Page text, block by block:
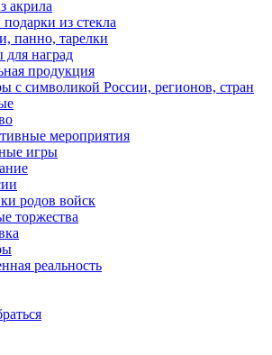
акрила
из стекла
панно, тарелки
наград
продукция
с символикой России, регионов, стран
мероприятия
игры
родов войск
торжества
реальность